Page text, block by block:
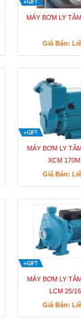
MÁY BƠM LY
Giá Bán:
MÁY BƠM LY
XCM 170M
Giá Bán:
MÁY BƠM LY
LCM 25/
Giá Bán: